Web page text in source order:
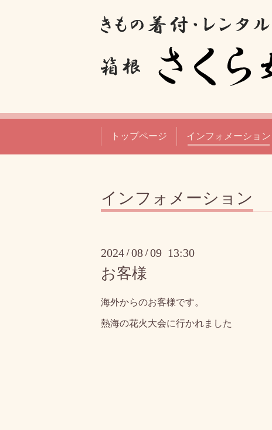
トップページ インフォメーション
インフォメーション
2024 /08 /09 13:30
お客様
海外からのお客様です。
熱海の花火大会に行かれました